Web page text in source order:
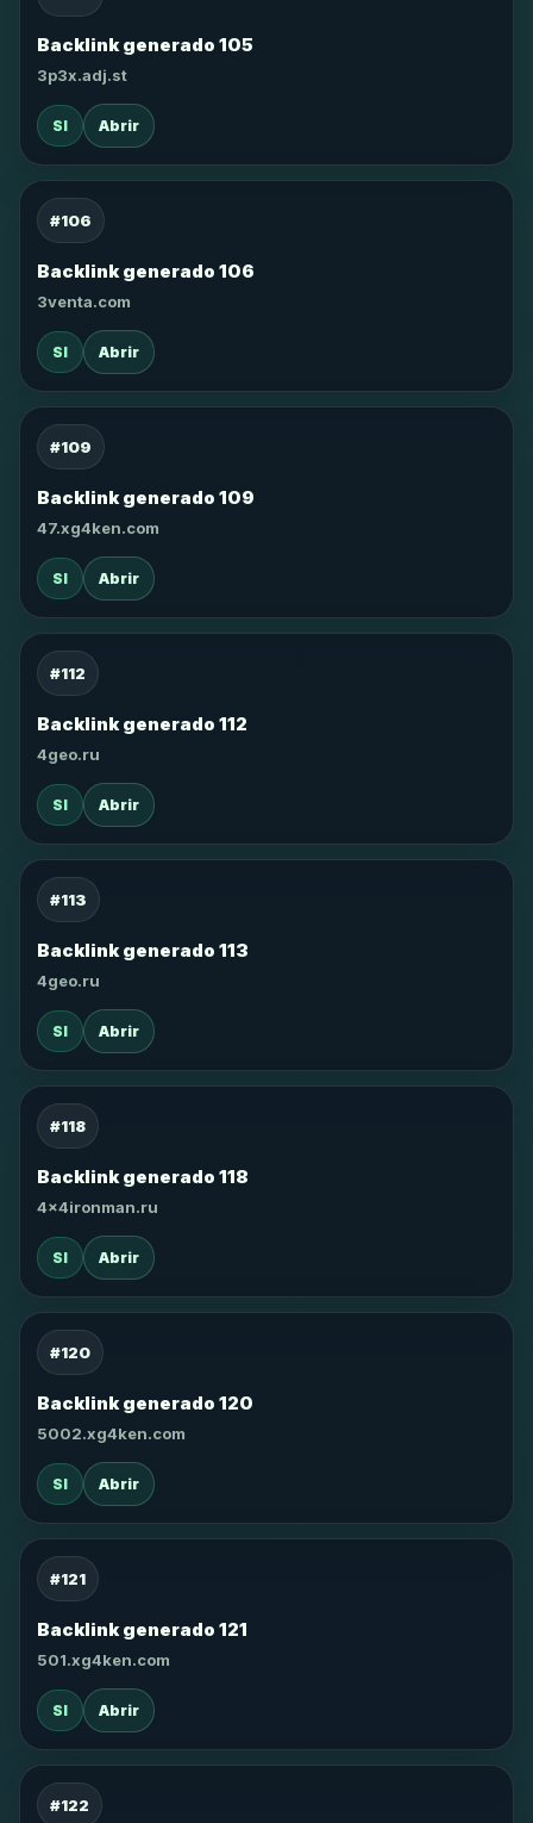
Backlink generado 105
3p3x.adj.st
SI Abrir
#106
Backlink generado 106
3venta.com
SI Abrir
#109
Backlink generado 109
47.xg4ken.com
SI Abrir
#112
Backlink generado 112
4geo.ru
SI Abrir
#113
Backlink generado 113
4geo.ru
SI Abrir
#118
Backlink generado 118
4x4ironman.ru
SI Abrir
#120
Backlink generado 120
5002.xg4ken.com
SI Abrir
#121
Backlink generado 121
501.xg4ken.com
SI Abrir
#122